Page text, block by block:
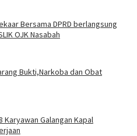
Bersama DPRD berlangsung
OJK Nasabah
Bukti,Narkoba dan Obat
Karyawan Galangan Kapal